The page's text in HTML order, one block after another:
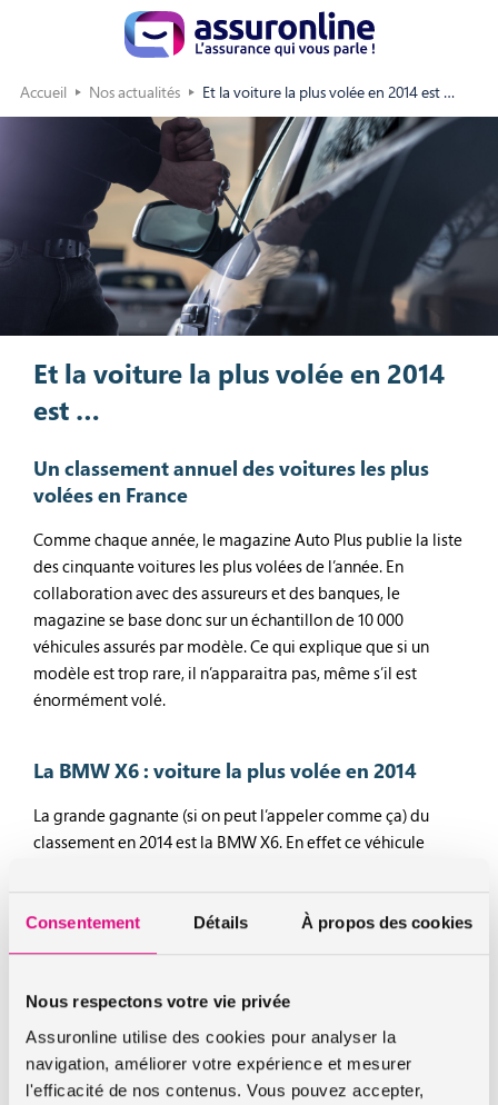
Consentement Détails À propos des cookies
Nous respectons votre vie privée
Assuronline utilise des cookies pour analyser la
navigation, améliorer votre expérience et mesurer
l'efficacité de nos contenus. Vous pouvez accepter,
Accueil Nos actualités Et la voiture la plus volée en 2014 est …
Et la voiture la plus volée en 2014
est …
Un classement annuel des voitures les plus
volées en France
Comme chaque année, le magazine Auto Plus publie la liste
des cinquante voitures les plus volées de l’année. En
collaboration avec des assureurs et des banques, le
magazine se base donc sur un échantillon de 10 000
véhicules assurés par modèle. Ce qui explique que si un
modèle est trop rare, il n’apparaitra pas, même s’il est
énormément volé.
La BMW X6 : voiture la plus volée en 2014
La grande gagnante (si on peut l’appeler comme ça) du
classement en 2014 est la BMW X6. En effet ce véhicule
d’un système électronique qui est relativement « facile »
piraté.
En deuxième position de ce classement, la seconde voiture
traditionnelle Renault Twingo 1. Viennent ensuite juste
après la BMW X5 et le Range Rover Evoque.